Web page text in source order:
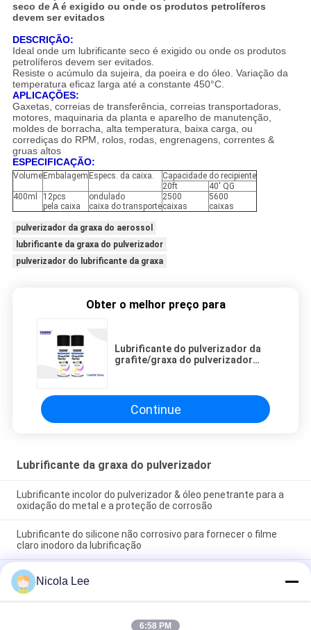
seco de A é exigido ou onde os produtos petrolíferos
devem ser evitados
DESCRIÇÃO:
Ideal onde um lubrificante seco é exigido ou onde os produtos
petrolíferos devem ser evitados.
Resiste o acúmulo da sujeira, da poeira e do óleo. Variação da
temperatura eficaz larga até a constante 450°C.
APLICAÇÕES:
Gaxetas, correias de transferência, correias transportadoras,
motores, maquinaria da planta e aparelho de manutenção,
moldes de borracha, alta temperatura, baixa carga, ou
corrediças do RPM, rolos, rodas, engrenagens, correntes &
gruas altos
ESPECIFICAÇÃO:
Volume Embalagem Especs. da caixa.
Capacidade do recipiente
20ft
40' QG
400ml
12pcs
pela caixa
ondulado
caixa do transporte
2500
caixas
5600
caixas
pulverizador da graxa do aerossol
lubrificante da graxa do pulverizador
pulverizador do lubrificante da graxa
Obter o melhor preço para
Lubrificante do pulverizador da
grafite/graxa do pulverizador
Continue
Lubrificante da graxa do pulverizador
Lubrificante incolor do pulverizador & óleo penetrante para a
oxidação do metal e a proteção de corrosão
Lubrificante do silicone não corrosivo para fornecer o filme
claro inodoro da lubrificação
Pulverizador do lubrificante da engrenagem & da corrente
para manter a movimentação e as correntes transportadoras
do rolo lubrificadas
Nicola Lee
6:58 PM